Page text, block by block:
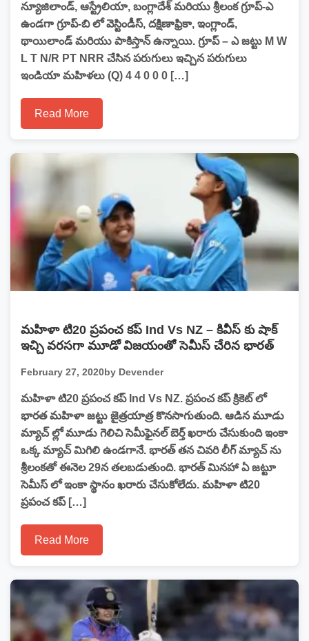
న్యూజిలాండ్, ఆస్ట్రేలియా, బంగ్లాదేశ్ మరియు శ్రీలంక గ్రూప్-ఎ
ఉండగా గ్రూప్-బి లో వెస్టిండీస్, దక్షిణాఫ్రికా, ఇంగ్లాండ్,
థాయిలాండ్ మరియు పాకిస్తాన్ ఉన్నాయి. గ్రూప్ – ఎ జట్టు M W
L T N/R PT NRR చేసిన పరుగులు ఇచ్చిన పరుగులు
ఇండియా మహిళలు (Q) 4 4 0 0 0 […]
Read More
మహిళా టి20 ప్రపంచ కప్ Ind Vs NZ – కివీస్ కు షాక్
ఇచ్చి వరసగా మూడో విజయంతో సెమీస్ చేరిన భారత్
February 27, 2020by Devender
మహిళా టి20 ప్రపంచ కప్ Ind Vs NZ. ప్రపంచ కప్ క్రికెట్ లో
భారత మహిళా జట్టు జైత్రయాత్ర కొనసాగుతుంది. ఆడిన మూడు
మ్యాచ్ ల్లో మూడు గెలిచి సెమీఫైనల్ బెర్త్ ఖరారు చేసుకుంది ఇంకా
ఒక్క మ్యాచ్ మిగిలి ఉండగానే. భారత్ తన చివరి లీగ్ మ్యాచ్ ను
శ్రీలంకతో ఈనెల 29న తలబడుతుంది. భారత్ మినహా ఏ జట్టూ
సెమీస్ లో ఇంకా స్థానం ఖరారు చేసుకోలేదు. మహిళా టి20
ప్రపంచ కప్ […]
Read More